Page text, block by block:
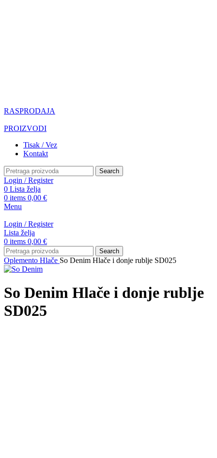
RASPRODAJA
PROIZVODI
Tisak / Vez
Kontakt
Search
Login / Register
0 Lista želja
0 items 0,00 €
Menu
Login / Register
Lista želja
0 items 0,00 €
Search
Oplemento Hlače So Denim Hlače i donje rublje SD025
So Denim Hlače i donje rublje
SD025